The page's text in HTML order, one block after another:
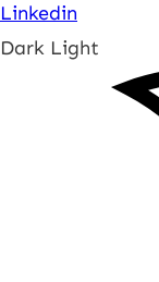
Linkedin
Dark Light